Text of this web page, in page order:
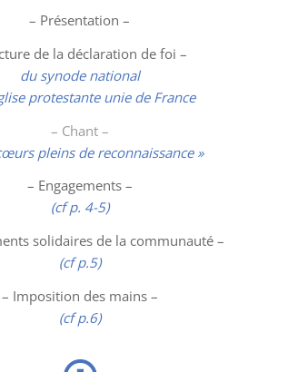
– Présentation –
de la déclaration de foi –
du synode national
protestante unie de France
– Chant –
pleins de reconnaissance »
– Engagements –
(cf p. 4-5)
solidaires de la communauté –
(cf p.5)
– Imposition des mains –
(cf p.6)